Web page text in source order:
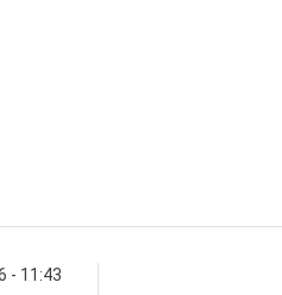
- 11:43